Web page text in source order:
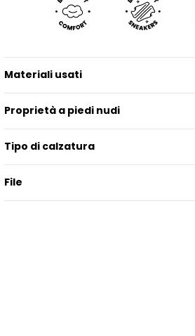
Materiali usati
Proprietà a piedi nudi
Tipo di calzatura
File